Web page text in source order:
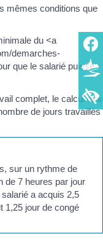
mêmes conditions que
du <a
demarches-
que le salarié puisse
complet, le calcul des
de jours travaillés
sur un rythme de
de 7 heures par jour
a acquis 2,5
1,25 jour de congé